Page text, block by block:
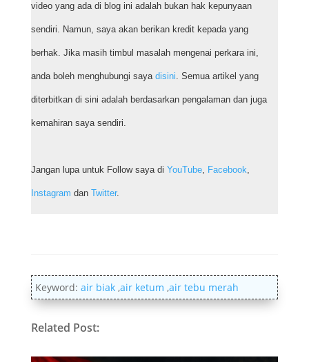
video yang ada di blog ini adalah bukan hak kepunyaan
sendiri. Namun, saya akan berikan kredit kepada yang
berhak. Jika masih timbul masalah mengenai perkara ini,
anda boleh menghubungi saya disini. Semua artikel yang
diterbitkan di sini adalah berdasarkan pengalaman dan juga
kemahiran saya sendiri.
Jangan lupa untuk Follow saya di YouTube, Facebook,
Instagram dan Twitter.
Keyword: air biak,air ketum ,air tebu merah
Related Post: